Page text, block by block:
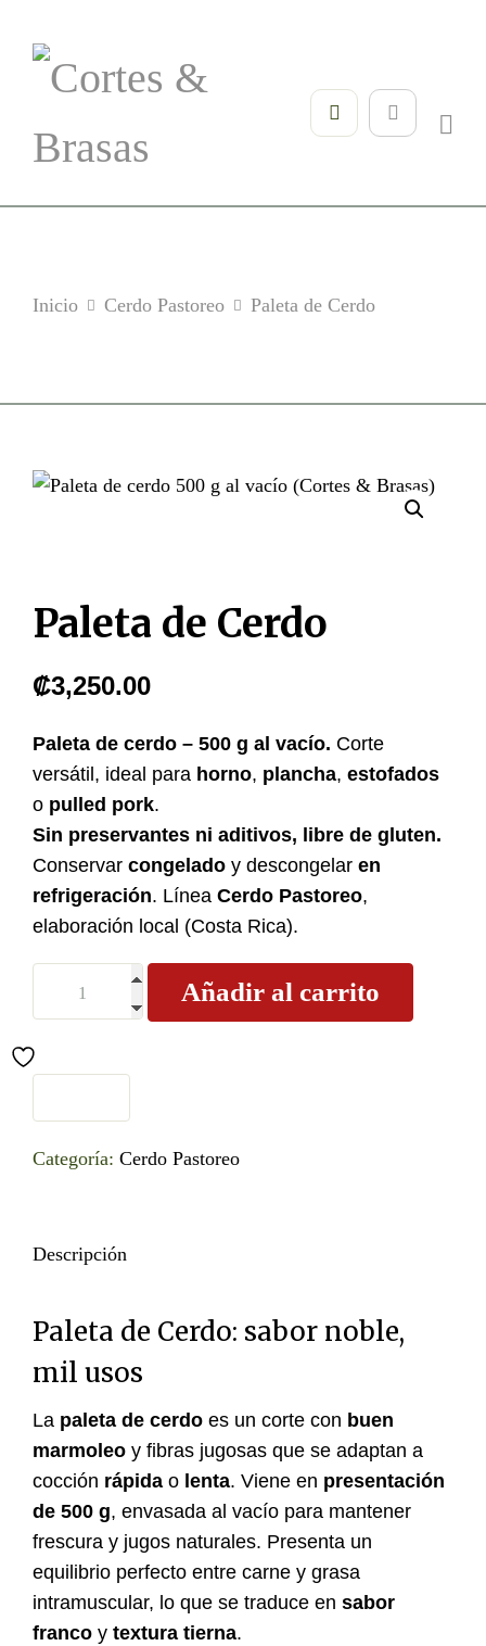
Inicio Cerdo Pastoreo Paleta de Cerdo
Paleta de Cerdo
₡3,250.00
Paleta de cerdo – 500 g al vacío. Corte
versátil, ideal para horno, plancha, estofados
o pulled pork.
Sin preservantes ni aditivos, libre de gluten.
Conservar congelado y descongelar en
refrigeración. Línea Cerdo Pastoreo,
elaboración local (Costa Rica).
Añadir al carrito
Categoría: Cerdo Pastoreo
Descripción
Paleta de Cerdo: sabor noble,
mil usos
La paleta de cerdo es un corte con buen
marmoleo y fibras jugosas que se adaptan a
cocción rápida o lenta. Viene en presentación
de 500 g, envasada al vacío para mantener
frescura y jugos naturales. Presenta un
equilibrio perfecto entre carne y grasa
intramuscular, lo que se traduce en sabor
franco y textura tierna.